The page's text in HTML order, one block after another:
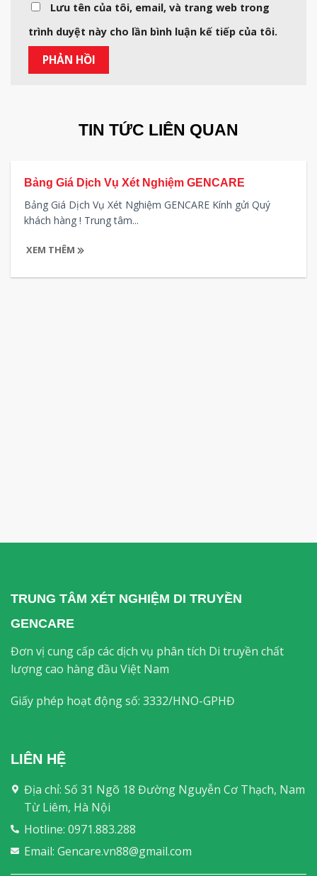
Lưu tên của tôi, email, và trang web trong
trình duyệt này cho lần bình luận kế tiếp của tôi.
TIN TỨC LIÊN QUAN
Bảng Giá Dịch Vụ Xét Nghiệm GENCARE
Bảng Giá Dịch Vụ Xét Nghiệm GENCARE Kính gửi Quý
khách hàng ! Trung tâm...
XEM THÊM
TRUNG TÂM XÉT NGHIỆM DI TRUYỀN
GENCARE
Đơn vị cung cấp các dịch vụ phân tích Di truyền chất
lượng cao hàng đầu Việt Nam
Giấy phép hoạt động số: 3332/HNO-GPHĐ
LIÊN HỆ
Địa chỉ: Số 31 Ngõ 18 Đường Nguyễn Cơ Thạch, Nam
Từ Liêm, Hà Nội
Hotline: 0971.883.288
Email: Gencare.vn88@gmail.com